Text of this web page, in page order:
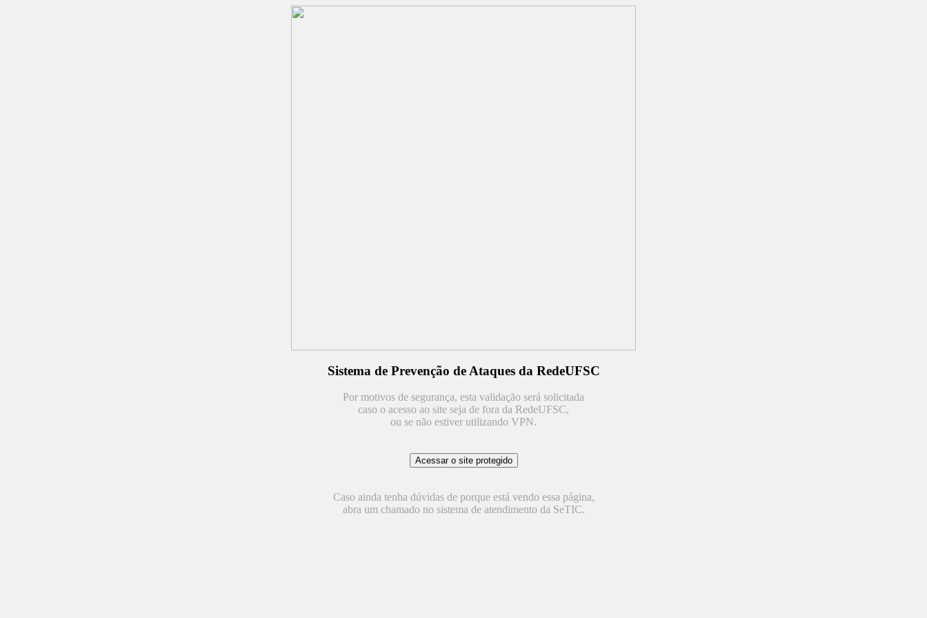
Sistema de Prevenção de Ataques da RedeUFSC
Por motivos de segurança, esta validação será solicitada
caso o acesso ao site seja de fora da RedeUFSC,
ou se não estiver utilizando VPN.
Caso ainda tenha dúvidas de porque está vendo essa página,
abra um chamado no sistema de atendimento da SeTIC.